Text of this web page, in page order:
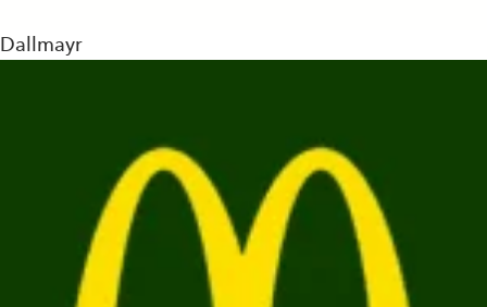
Dallmayr